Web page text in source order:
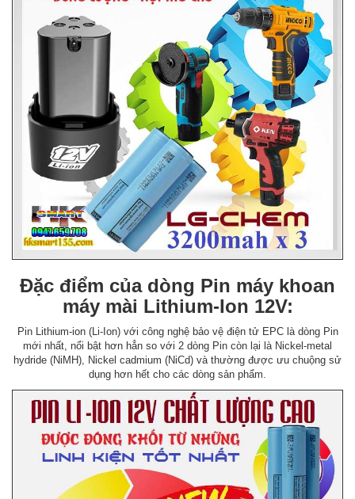
Đặc điểm của dòng Pin máy khoan
máy mài Lithium-Ion 12V:
Pin Lithium-ion (Li-Ion) với công nghệ bảo vệ điện tử EPC là dòng Pin
mới nhất, nổi bật hơn hẳn so với 2 dòng Pin còn lại là Nickel-metal
hydride (NiMH), Nickel cadmium (NiCd) và thường được ưu chuộng sử
dụng hơn hết cho các dòng sản phẩm.